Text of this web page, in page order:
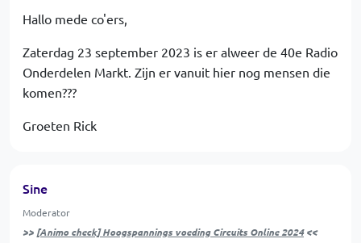
Hallo mede co'ers,
Zaterdag 23 september 2023 is er alweer de 40e Radio
Onderdelen Markt. Zijn er vanuit hier nog mensen die
komen???
Groeten Rick
Sine
Moderator
>> [Animo check] Hoogspannings voeding Circuits Online 2024<<